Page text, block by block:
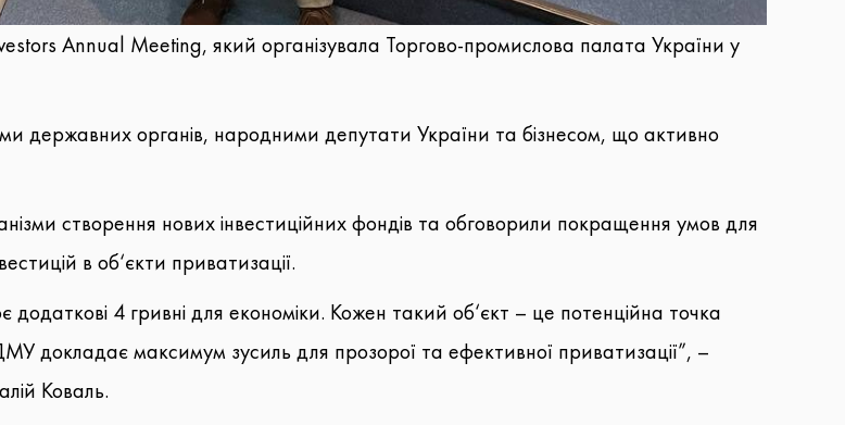
Annual Meeting, який організувала Торгово-промислова палата України у
державних органів, народними депутати України та бізнесом, що активно
створення нових інвестиційних фондів та обговорили покращення умов для
в об‘єкти приватизації.
4 гривні для економіки. Кожен такий об‘єкт – це потенційна точка
докладає максимум зусиль для прозорої та ефективної приватизації”, –
Коваль.